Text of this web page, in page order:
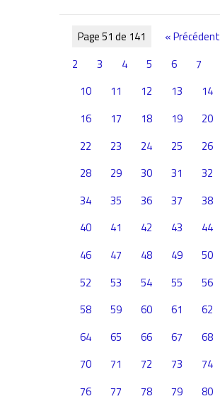
Page 51 de 141 « Précédent
2
3 4 5 6 7
10
11 12 13 14
16
17 18 19 20
22
23 24 25 26
28
29 30 31 32
34
35 36 37 38
40
41 42 43 44
46
47 48 49 50
52
53 54 55 56
58
59 60 61 62
64
65 66 67 68
70
71 72 73 74
76
77 78 79 80